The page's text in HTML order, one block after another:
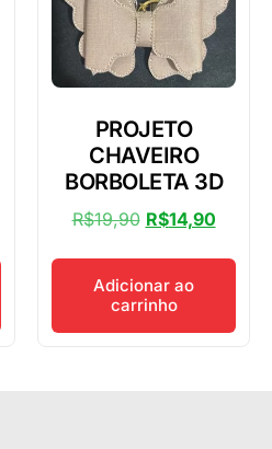
PROJETO
CHAVEIRO
BORBOLETA 3D
R$19,90 R$14,90
Adicionar ao
carrinho